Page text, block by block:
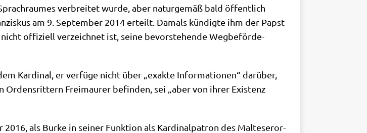
ver­brei­tet wur­de, aber natur­ge­mäß bald öffent­lich
am 9. Sep­tem­ber 2014 erteilt. Damals kün­dig­te ihm der Papst
offi­zi­ell ver­zeich­net ist, sei­ne bevor­ste­hen­de Weg­be­för­de­
Kar­di­nal, er ver­fü­ge nicht über „exak­te Infor­ma­tio­nen“ dar­über,
Ordens­rit­tern Frei­mau­rer befin­den, sei „aber von ihrer Exi­stenz
2016, als Bur­ke in sei­ner Funk­ti­on als Kar­di­nal­pa­tron des Mal­te­ser­or­